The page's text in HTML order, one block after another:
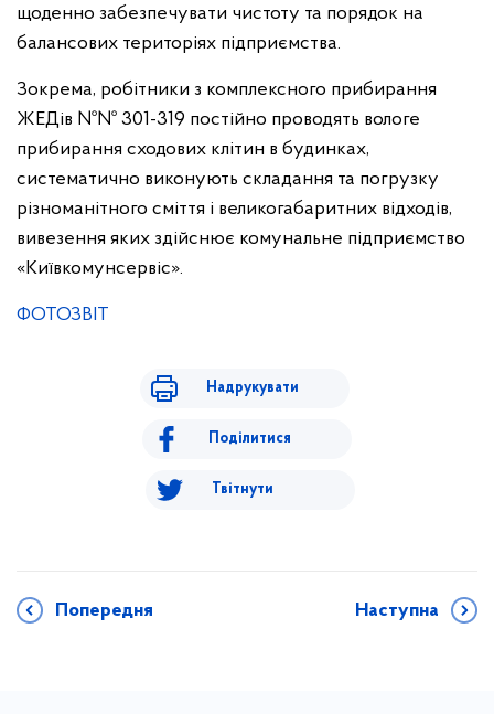
щоденно забезпечувати чистоту та порядок на
балансових територіях підприємства.
Зокрема, робітники з комплексного прибирання
ЖЕДів №№ 301-319 постійно проводять вологе
прибирання сходових клітин в будинках,
систематично виконують складання та погрузку
різноманітного сміття і великогабаритних відходів,
вивезення яких здійснює комунальне підприємство
«Київкомунсервіс».
ФОТОЗВІТ
Надрукувати
Поділитися
Твітнути
Попередня Наступна